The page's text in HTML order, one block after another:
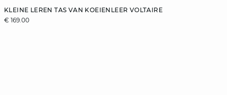
KLEINE LEREN TAS VAN KOEIENLEER VOLTAIRE
€ 169.00